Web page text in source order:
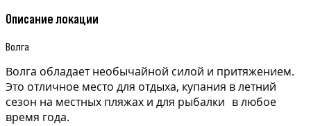
Описание локации
Волга
Волга обладает необычайной силой и притяжением.
Это отличное место для отдыха, купания в летний
сезон на местных пляжах и для рыбалки в любое
время года.